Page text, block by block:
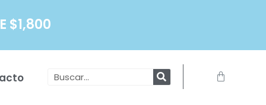
$1,800
Search Carrito